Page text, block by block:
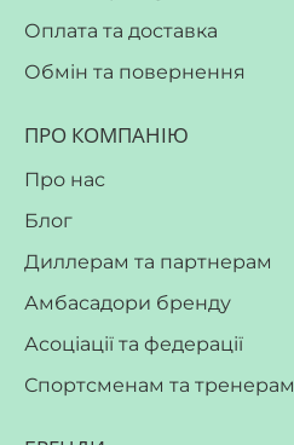
Оплата та доставка
Обмін та повернення
ПРО КОМПАНІЮ
Про нас
Блог
Диллерам та партнерам
Амбасадори бренду
Асоціації та федерації
Спортсменам та тренерам